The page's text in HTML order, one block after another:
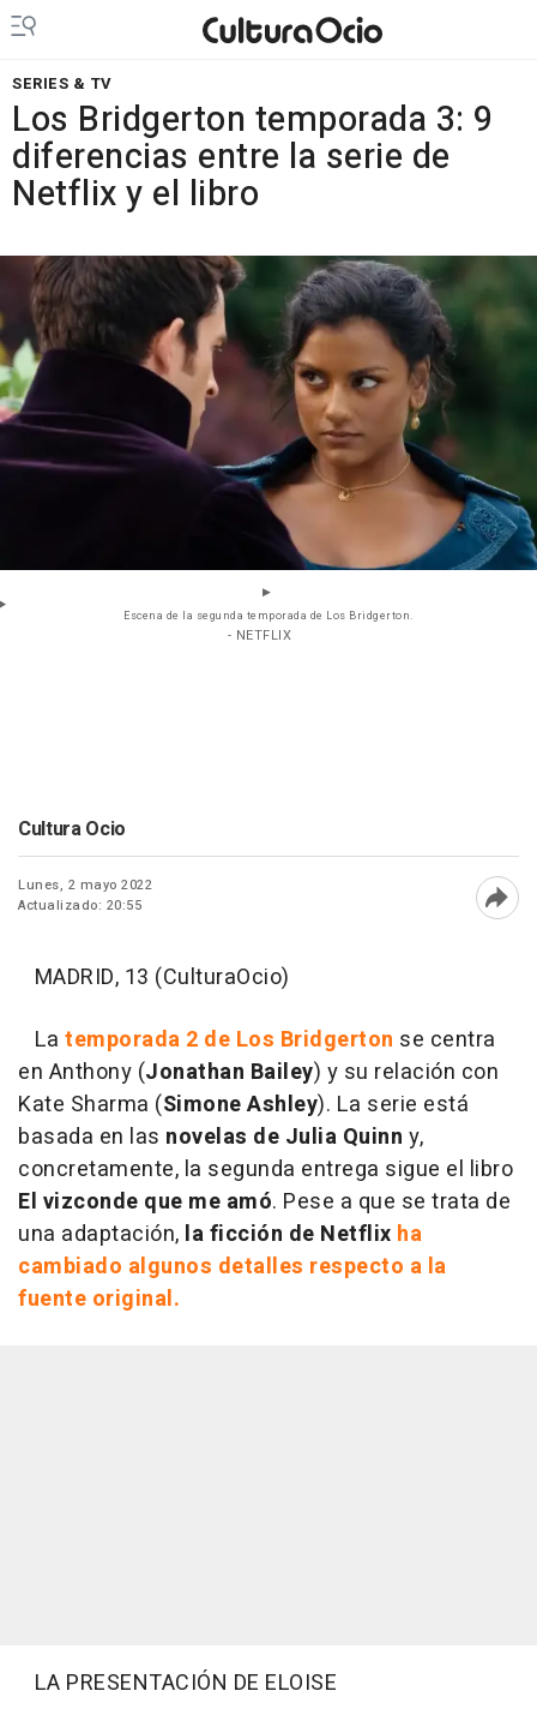
SERIES & TV
Los Bridgerton temporada 3: 9
diferencias entre la serie de
Netflix y el libro
Escena de la segunda temporada de Los Bridgerton.
- NETFLIX
Cultura Ocio
Lunes, 2 mayo 2022
Actualizado: 20:55
MADRID, 13 (CulturaOcio)
La temporada 2 de Los Bridgerton se centra
en Anthony (Jonathan Bailey) y su relación con
Kate Sharma (Simone Ashley). La serie está
basada en las novelas de Julia Quinn y,
concretamente, la segunda entrega sigue el libro
El vizconde que me amó. Pese a que se trata de
una adaptación, la ficción de Netflix ha
cambiado algunos detalles respecto a la
fuente original.
LA PRESENTACIÓN DE ELOISE